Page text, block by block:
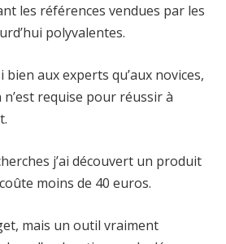
les références vendues par les
polyvalentes.
aux experts qu’aux novices,
requise pour réussir à
j’ai découvert un produit
moins de 40 euros.
mais un outil vraiment